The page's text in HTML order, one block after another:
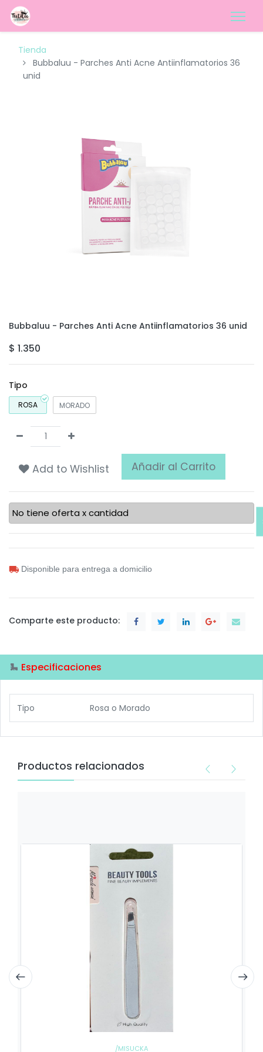
Tienda
Bubbaluu - Parches Anti Acne Antiinflamatorios 36
unid
Bubbaluu - Parches Anti Acne Antiinflamatorios 36 unid
$ 1.350
Tipo
ROSA MORADO
Add to Wishlist Añadir al Carrito
No tiene oferta x cantidad
Disponible para entrega a domicilio
Comparte este producto:
Especificaciones
Tipo Rosa o Morado
Productos relacionados
/MISUCKA